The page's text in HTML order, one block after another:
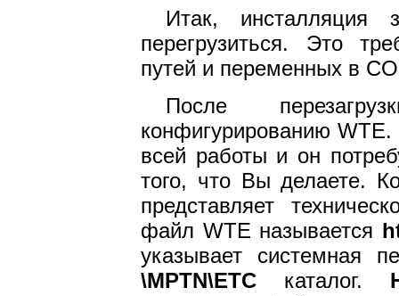
Итак, инсталляция
перегрузиться. Это
путей и переменных в
После
конфигурированию
всей работы и он
того, что Вы делаете.
представляет
файл WTE называется
указывает системная
\MPTN\ETC каталог.